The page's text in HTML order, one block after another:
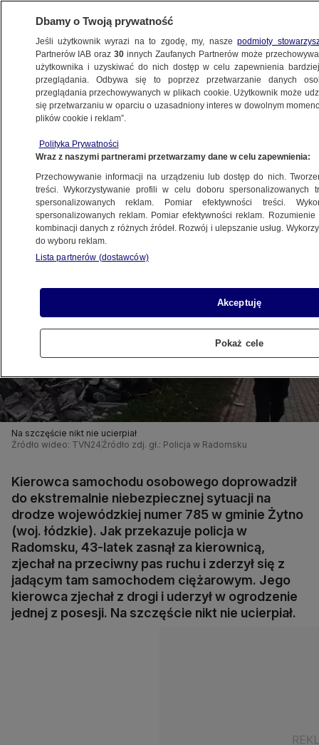
ŁÓDŹ
w ciężarówkę, a ta wpadła na ogrodzenie
9.10.2024, 11:54
Udostępnij
Na szczęście nikt nie ucierpiał
Źródło wideo: TVN24 Źródło zdj. gł.: Policja w Radomsku
Kierowca samochodu osobowego doprowadził
do ekstremalnie niebezpiecznej sytuacji na
drodze wojewódzkiej numer 785 w gminie Żytno
(woj. łódzkie). Jak przekazuje policja w
Radomsku, 43-latek zasnął za kierownicą,
zjechał na przeciwny pas ruchu i zderzył się z
jadącym tam samochodem ciężarowym. Jego
kierowca zjechał z drogi i uderzył w ogrodzenie
jednej z posesji. Na szczęście nikt nie ucierpiał.
Dbamy o Twoją prywatność
Jeśli użytkownik wyrazi na to zgodę, my, naszepodmioty
Partnerów IAB oraz30 innych Zaufanych Partnerów może
użytkownika i uzyskiwać do nich dostęp w celu zapewnienia
przeglądania. Odbywa się to poprzez przetwarzanie danych
przeglądania przechowywanych w plikach cookie. Użytkownik może
się przetwarzaniu w oparciu o uzasadniony interes w dowolnym
plików cookie i reklam”.
Polityka Prywatności
Wraz z naszymi partnerami przetwarzamy dane w celu zapewnienia:
Przechowywanie informacji na urządzeniu lub dostęp do nich.
treści. Wykorzystywanie profili w celu doboru spersonalizowanych
spersonalizowanych reklam. Pomiar efektywności treści.
spersonalizowanych reklam. Pomiar efektywności reklam.
kombinacji danych z różnych źródeł. Rozwój i ulepszanie usług.
do wyboru reklam.
Lista partnerów (dostawców)
Akceptuję
Pokaż cele